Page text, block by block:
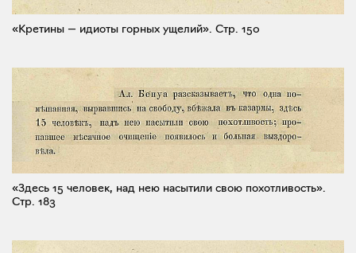
«Кретины — идиоты горных ущелий». Стр. 150
«Здесь 15 человек, над нею насытили свою похотливость».
Стр. 183